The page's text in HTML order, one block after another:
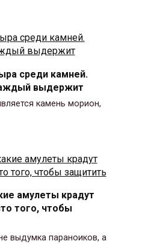
среди камней.
выдержит
камень морион,
амулеты крадут
того, чтобы
выдумка параноиков, а